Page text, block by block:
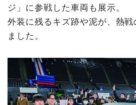
ジ」に参戦した車両も展示。
外装に残るキズ跡や泥が、熱
ました。